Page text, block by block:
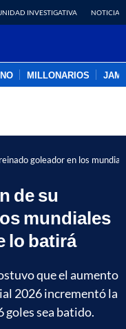
INVESTIGATIVA NOTICIAS
MILLONARIOS
goleador en los
de su
mundiales
lo batirá
que el aumento
2026 incrementó la
goles sea batido.